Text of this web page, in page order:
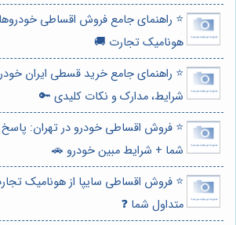
⭐️ راهنمای جامع فروش اقساطی
هونامیک تجارت 🚚
⭐️ راهنمای جامع خرید قسطی ایران
شرایط، مدارک و نکات کلیدی 🔑
⭐️ فروش اقساطی خودرو در تهران: پاسخ
شما + شرایط مبین خودرو 🚗
⭐️ فروش اقساطی سایپا از هونامیک
متداول شما ❓